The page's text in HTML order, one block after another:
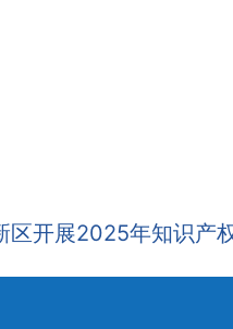
区开展2025年知识产